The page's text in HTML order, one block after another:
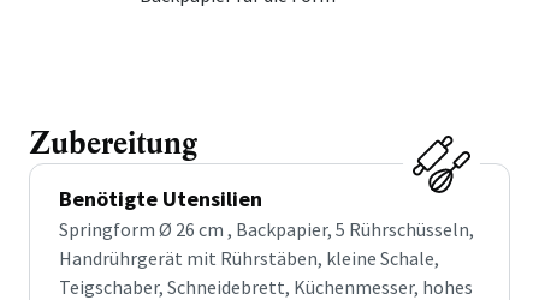
Zubereitung
Benötigte Utensilien
Springform Ø 26 cm , Backpapier, 5 Rührschüsseln,
Handrührgerät mit Rührstäben, kleine Schale,
Teigschaber, Schneidebrett, Küchenmesser, hohes